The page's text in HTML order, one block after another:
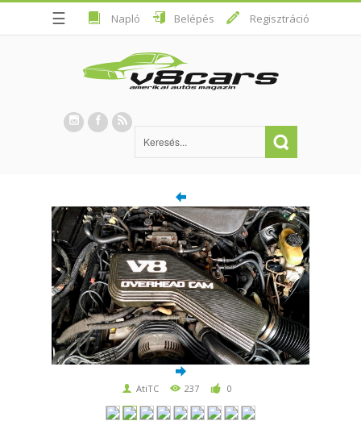
☰ Napló Belépés Regisztráció
AtiTC 237 0